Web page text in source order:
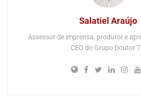
Salatiel Araújo
Assessor de imprensa, produtor e
CEO do Grupo Doutor